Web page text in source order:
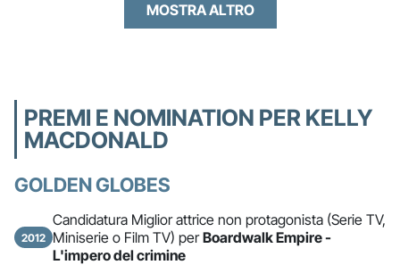
MOSTRA ALTRO
PREMI E NOMINATION PER KELLY
MACDONALD
GOLDEN GLOBES
2012
Candidatura Miglior attrice non protagonista (Serie TV,
Miniserie o Film TV) perBoardwalk Empire -
L'impero del crimine